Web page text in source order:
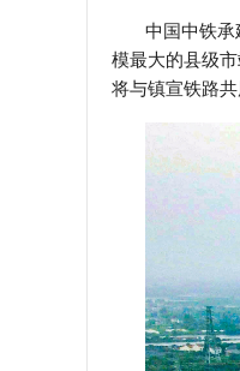
中国中铁
模最大的县级
将与镇宣铁路共